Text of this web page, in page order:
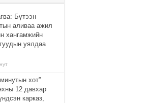
Бүтээн
аливаа ажил
хангамжийн
уялдаа
хот”
12 давхар
карказ,